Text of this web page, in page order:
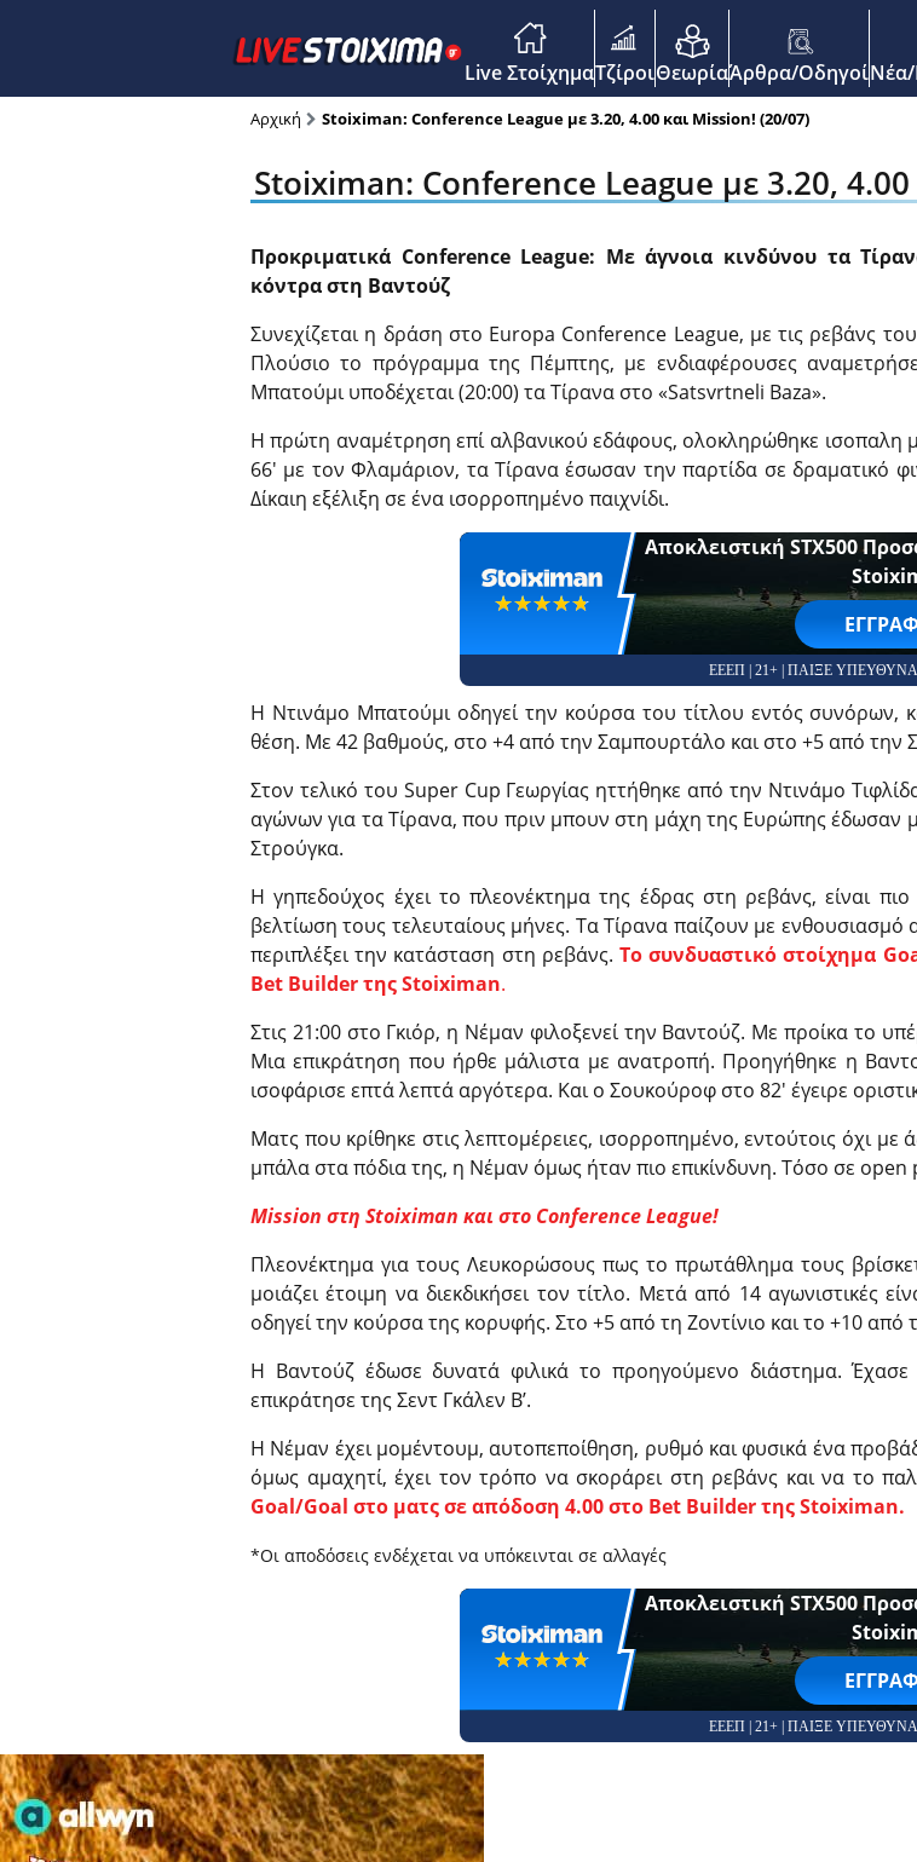
Main Menu
Live ΣτοίχημαΤζίροιΘεωρίαΆρθρα/Οδηγοί
Αρχική Stoiximan: Conference League με 3.20, 4.00 και Mission! (20/07)
Stoiximan: Conference League με 3.20,
Προκριματικά Conference League: Με άγνοια κινδύνου τα
κόντρα στη Βαντούζ
Συνεχίζεται η δράση στο Europa Conference League, με τις ρεβάνς
Πλούσιο το πρόγραμμα της Πέμπτης, με ενδιαφέρουσες
Μπατούμι υποδέχεται (20:00) τα Τίρανα στο «Satsvrtneli Baza».
Η πρώτη αναμέτρηση επί αλβανικού εδάφους, ολοκληρώθηκε ισοπαλη
66′ με τον Φλαμάριον, τα Τίρανα έσωσαν την παρτίδα σε δραματικό
Δίκαιη εξέλιξη σε ένα ισορροπημένο παιχνίδι.
☆☆☆☆☆
★★★★★
Αποκλειστική STX500
ΕΕΕΠ | 21+ | ΠΑΙΞΕ ΥΠΕΥΘΥΝΑ
Η Ντινάμο Μπατούμι οδηγεί την κούρσα του τίτλου εντός συνόρων,
θέση. Με 42 βαθμούς, στο +4 από την Σαμπουρτάλο και στο +5 από την
Στον τελικό του Super Cup Γεωργίας ηττήθηκε από την Ντινάμο
αγώνων για τα Τίρανα, που πριν μπουν στη μάχη της Ευρώπης έδωσαν
Στρούγκα.
Η γηπεδούχος έχει το πλεονέκτημα της έδρας στη ρεβάνς, είναι
βελτίωση τους τελευταίους μήνες. Τα Τίρανα παίζουν με
περιπλέξει την κατάσταση στη ρεβάνς. Το συνδυαστικό στοίχημα
Bet Builder της Stoiximan.
Στις 21:00 στο Γκιόρ, η Νέμαν φιλοξενεί την Βαντούζ. Με προίκα το
Μια επικράτηση που ήρθε μάλιστα με ανατροπή. Προηγήθηκε η
ισοφάρισε επτά λεπτά αργότερα. Και ο Σουκούροφ στο 82′ έγειρε
Ματς που κρίθηκε στις λεπτομέρειες, ισορροπημένο, εντούτοις όχι με
μπάλα στα πόδια της, η Νέμαν όμως ήταν πιο επικίνδυνη. Τόσο σε open
Μission στη Stoiximan και στο Conference League!
Πλεονέκτημα για τους Λευκορώσους πως το πρωτάθλημα τους
μοιάζει έτοιμη να διεκδικήσει τον τίτλο. Μετά από 14 αγωνιστικές
οδηγεί την κούρσα της κορυφής. Στο +5 από τη Ζοντίνιο και το +10
Η Βαντούζ έδωσε δυνατά φιλικά το προηγούμενο διάστημα.
επικράτησε της Σεντ Γκάλεν Β’.
Η Νέμαν έχει μομέντουμ, αυτοπεποίθηση, ρυθμό και φυσικά ένα
όμως αμαχητί, έχει τον τρόπο να σκοράρει στη ρεβάνς και να το
Goal/Goal στο ματς σε απόδοση 4.00 στο Bet Builder της Stoiximan.
*Οι αποδόσεις ενδέχεται να υπόκεινται σε αλλαγές
☆☆☆☆☆
★★★★★
Αποκλειστική STX500
ΕΕΕΠ | 21+ | ΠΑΙΞΕ ΥΠΕΥΘΥΝΑ